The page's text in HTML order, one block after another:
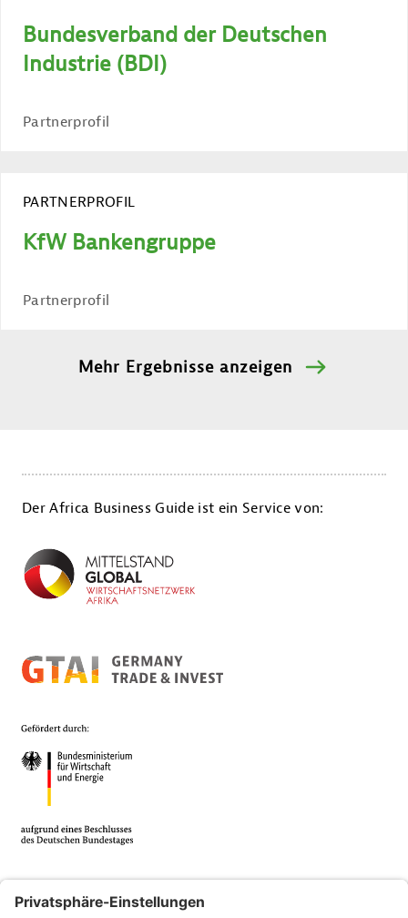
Bundesverband der Deutschen
Industrie (BDI)
Partnerprofil
PARTNERPROFIL
KfW Bankengruppe
Partnerprofil
Mehr Ergebnisse anzeigen
Der Africa Business Guide ist ein Service von: